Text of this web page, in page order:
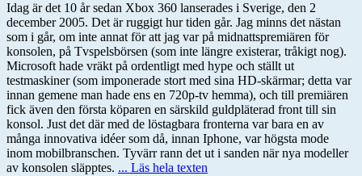
Idag är det 10 år sedan Xbox 360 lanserades i Sverige, den 2
december 2005. Det är ruggigt hur tiden går. Jag minns det nästan
som i går, om inte annat för att jag var på midnattspremiären för
konsolen, på Tvspelsbörsen (som inte längre existerar, tråkigt nog).
Microsoft hade vräkt på ordentligt med hype och ställt ut
testmaskiner (som imponerade stort med sina HD-skärmar; detta var
innan gemene man hade ens en 720p-tv hemma), och till premiären
fick även den första köparen en särskild guldpläterad front till sin
konsol. Just det där med de löstagbara fronterna var bara en av
många innovativa idéer som då, innan Iphone, var högsta mode
inom mobilbranschen. Tyvärr rann det ut i sanden när nya modeller
av konsolen släpptes. ... Läs hela texten